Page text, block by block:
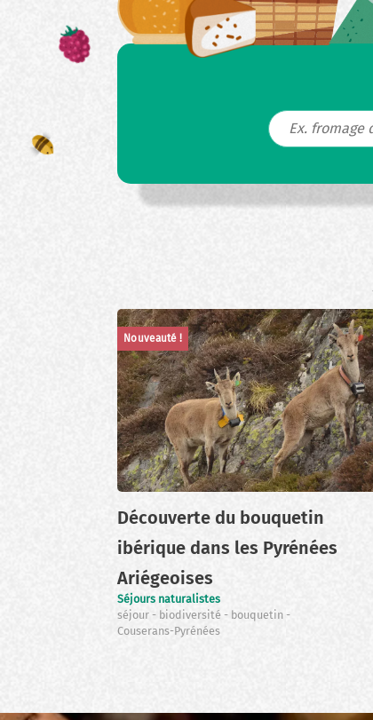
Nouveauté !
Découverte du bouquetin
ibérique dans les Pyrénées
Ariégeoises
Séjours naturalistes
séjour
biodiversité
bouquetin
Couserans-Pyrénées